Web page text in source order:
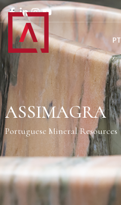
PT
ASSIMAGRA
Portuguese Mineral Resources